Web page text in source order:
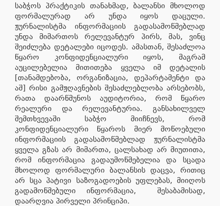
საბჭოს პრაქტიკის თანახმად, ბალანსი მხოლოდ
ფორმალურად არ უნდა იყოს დაცული.
ჟურნალისტმა ინფორმაციის გადასამოწმებლად
უნდა მიმართოს რელევანტურ პირს, მას, ვინც
შეიძლება დეტალები იცოდეს. ამასთან, შესაძლოა
წყარო კონფიდენციალური იყოს, მაგრამ
აუცილებელია მითითება ყველა იმ დეტალის
[თანამდებობა, ორგანიზაცია, დეპარტამენტი და
აშ] რისი გამჟღავნების შესაძლებლობა არსებობს,
რათა დაარწმუნოს აუდიტორია, რომ წყარო
რეალური და რელევანტურია. განსახილველ
შემთხვევაში საბჭო მიიჩნევს, რომ
კონფიდენციალური წყაროს მიერ მოწოებული
ინფორმაციის გადასამოწმებლად ჟურნალისტმა
ყველა გზას არ მიმართა, ცალსახად არ მიუთითა,
რომ ინფორმაცია გადაუმოწმებელია და სცადა
მხოლოდ ფორმალური ბალანსის დაცვა, რითიც
არ სცა პატივი საზოგადოების უფლებას, მიიღოს
გადამოწმებული ინფორმაცია, შესაბამისად,
დაარღვია პირველი პრინციპი.